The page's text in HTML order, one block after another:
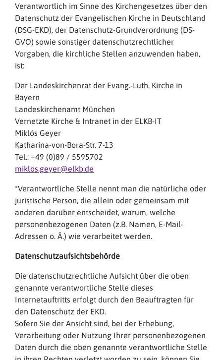
Verantwortlich im Sinne des Kirchengesetzes über den
Datenschutz der Evangelischen Kirche in Deutschland
(DSG-EKD), der Datenschutz-Grundverordnung (DS-
GVO) sowie sonstiger datenschutzrechtlicher
Vorgaben, die kirchliche Stellen anzuwenden haben,
ist:
Der Landeskirchenrat der Evang.-Luth. Kirche in
Bayern
Landeskirchenamt München
Vernetzte Kirche & Intranet in der ELKB-IT
Miklós Geyer
Katharina-von-Bora-Str. 7-13
Tel.: +49 (0)89 / 5595702
miklos.geyer@elkb.de
*Verantwortliche Stelle nennt man die natürliche oder
juristische Person, die allein oder gemeinsam mit
anderen darüber entscheidet, warum, welche
personenbezogenen Daten (z.B. Namen, E-Mail-
Adressen o. Ä.) wie verarbeitet werden.
Datenschutzaufsichtsbehörde
Die datenschutzrechtliche Aufsicht über die oben
genannte verantwortliche Stelle dieses
Internetauftritts erfolgt durch den Beauftragten für
den Datenschutz der EKD.
Sofern Sie der Ansicht sind, bei der Erhebung,
Verarbeitung oder Nutzung Ihrer personenbezogenen
Daten durch die oben genannte verantwortliche Stelle